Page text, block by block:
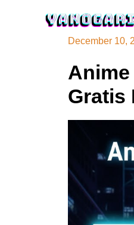
December 10,
Gratis